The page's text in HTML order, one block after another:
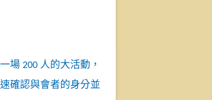
場 200 人的大活動，
確認與會者的身分並